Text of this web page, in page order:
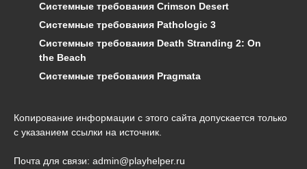
Системные требования Crimson Desert
Системные требования Pathologic 3
Системные требования Death Stranding 2: On
the Beach
Системные требования Pragmata
Копирование информации с этого сайта допускается только
с указанием ссылки на источник.
Почта для связи: admin@playhelper.ru